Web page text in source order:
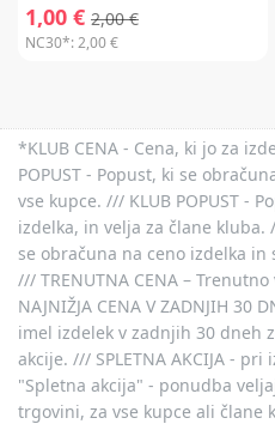
1,00 € 2,00 €
NC30*:2,00 €
*KLUB CENA - Cena, ki jo za
POPUST - Popust, ki se
vse kupce. /// KLUB POPUST -
izdelka, in velja za člane kluba.
se obračuna na ceno izdelka
/// TRENUTNA CENA –
NAJNIŽJA CENA V ZADNJIH 30
imel izdelek v zadnjih 30 dneh
akcije. /// SPLETNA AKCIJA -
"Spletna akcija" - ponudba
trgovini, za vse kupce ali člane